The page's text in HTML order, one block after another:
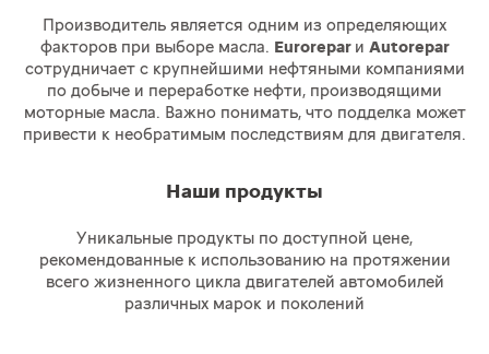
Производитель является одним из определяющих
факторов при выборе масла. Eurorepar и Autorepar
сотрудничает с крупнейшими нефтяными компаниями
по добыче и переработке нефти, производящими
моторные масла. Важно понимать, что подделка может
привести к необратимым последствиям для двигателя.
Наши продукты
Уникальные продукты по доступной цене,
рекомендованные к использованию на протяжении
всего жизненного цикла двигателей автомобилей
различных марок и поколений